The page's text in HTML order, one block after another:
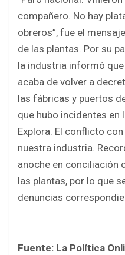
compañero. No hay
obreros”, fue el
de las plantas. Por su
la industria informó
acaba de volver a
las fábricas y puertos
que hubo incidentes en
Explora. El conflicto
nuestra industria.
anoche en conciliación
las plantas, por lo que
denuncias
Fuente: La Política